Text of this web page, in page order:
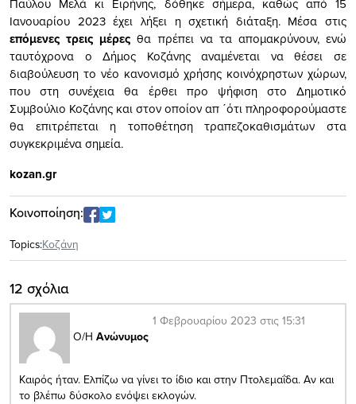
Παύλου Μελά κι Ειρήνης, δόθηκε σήμερα, καθώς από 15
Ιανουαρίου 2023 έχει λήξει η σχετική διάταξη. Μέσα στις
επόμενες τρεις μέρες θα πρέπει να τα απομακρύνουν, ενώ
ταυτόχρονα ο Δήμος Κοζάνης αναμένεται να θέσει σε
διαβούλευση το νέο κανονισμό χρήσης κοινόχρηστων χώρων,
που στη συνέχεια θα έρθει προ ψήφιση στο Δημοτικό
Συμβούλιο Κοζάνης και στον οποίον απ ΄ότι πληροφορούμαστε
θα επιτρέπεται η τοποθέτηση τραπεζοκαθισμάτων στα
συγκεκριμένα σημεία.
kozan.gr
Κοινοποίηση:
Topics:Κοζάνη
12 σχόλια
Ο/Η Ανώνυμος
1 Φεβρουαρίου 2023 στις 15:31
Καιρός ήταν. Ελπίζω να γίνει το ίδιο και στην Πτολεμαΐδα. Αν και
το βλέπω δύσκολο ενόψει εκλογών.